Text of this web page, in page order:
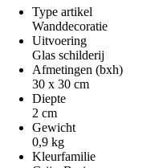
Type artikel
Wanddecoratie
Uitvoering
Glas schilderij
Afmetingen (bxh)
30 x 30 cm
Diepte
2 cm
Gewicht
0,9 kg
Kleurfamilie